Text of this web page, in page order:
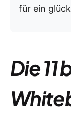
für ein
Die 11